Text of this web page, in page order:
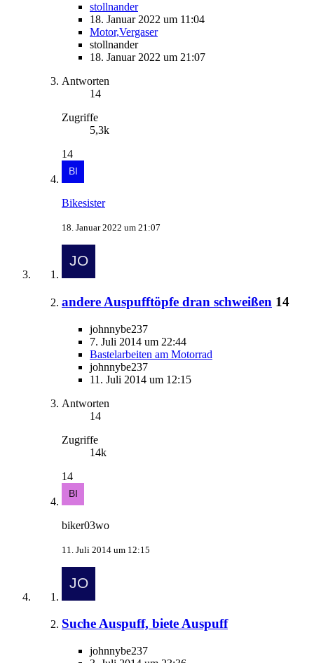
stollnander
18. Januar 2022 um 11:04
Motor,Vergaser
stollnander
18. Januar 2022 um 21:07
Antworten
14
Zugriffe
5,3k
14
Bikesister
18. Januar 2022 um 21:07
andere Auspufftöpfe dran schweißen 14
johnnybe237
7. Juli 2014 um 22:44
Bastelarbeiten am Motorrad
johnnybe237
11. Juli 2014 um 12:15
Antworten
14
Zugriffe
14k
14
biker03wo
11. Juli 2014 um 12:15
Suche Auspuff, biete Auspuff
johnnybe237